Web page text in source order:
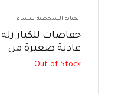
العناية الشخصية للنساء
حفاضات للكبار زلة
عادية صغيرة من
ديبند ، 15 قطعة –Out of Stock